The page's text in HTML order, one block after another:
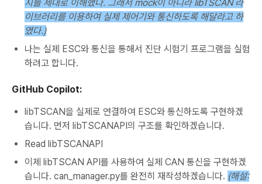
지를 제대로 이해했다. 그래서 mock이 아니라 libTSCAN 라
이브러리를 이용하여 실제 제어기와 통신하도록 해달라고 하
였다.)
나는 실제 ESC와 통신을 통해서 진단 시험기 프로그램을 실험
하려고 합니다.
GitHub Copilot:
libTSCAN을 실제로 연결하여 ESC와 통신하도록 구현하겠
습니다. 먼저 libTSCANAPI의 구조를 확인하겠습니다.
Read libTSCANAPI
이제 libTSCAN API를 사용하여 실제 CAN 통신을 구현하겠
습니다. can_manager.py를 완전히 재작성하겠습니다. (해설: